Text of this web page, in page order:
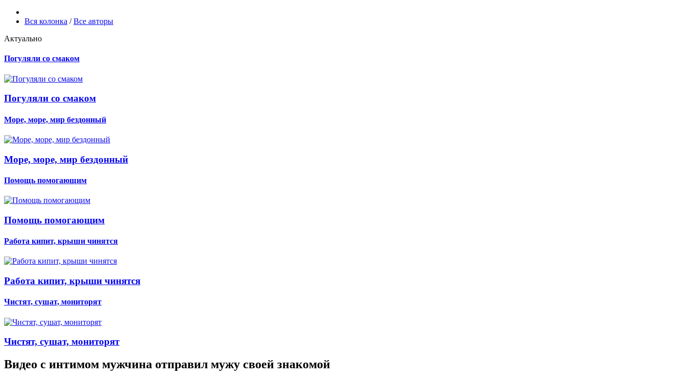
Вся колонка /Все авторы
Актуально
Погуляли со смаком
Погуляли со смаком
Море, море, мир бездонный
Море, море, мир бездонный
Помощь помогающим
Помощь помогающим
Работа кипит, крыши чинятся
Работа кипит, крыши чинятся
Чистят, сушат, мониторят
Чистят, сушат, мониторят
Видео с интимом мужчина отправил мужу своей знакомой